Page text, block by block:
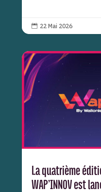
 22 Mai 2026
La quatrième
WAP’INNOV est